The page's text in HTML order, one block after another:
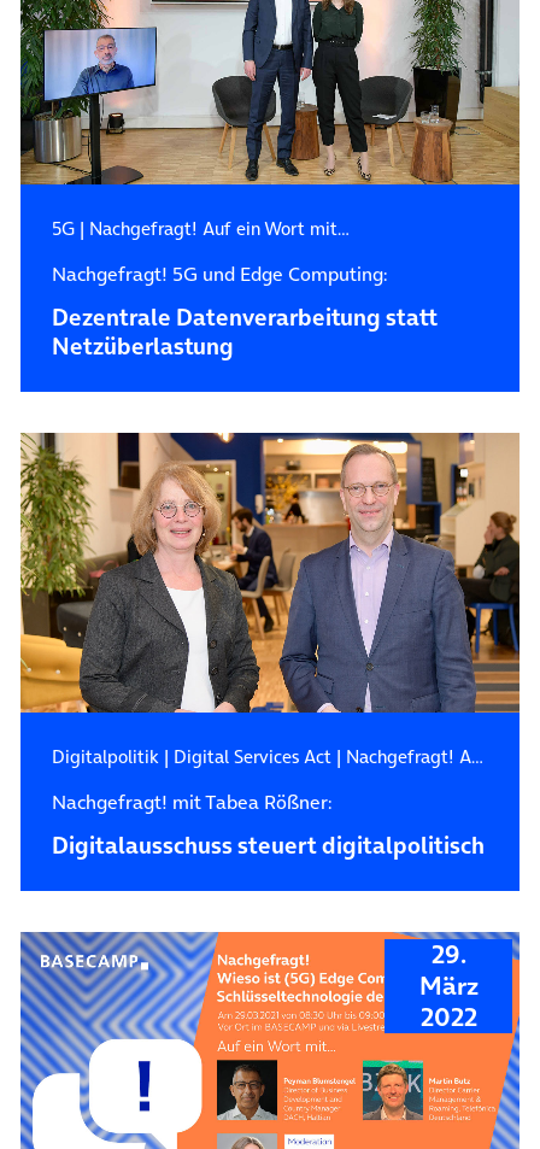
5G| Nachgefragt! Auf ein Wort mit…
Nachgefragt! 5G und Edge Computing:
Dezentrale Datenverarbeitung statt
Netzüberlastung
Digitalpolitik| Digital Services Act| Nachgefragt! Auf ein Wort mit…
Nachgefragt! mit Tabea Rößner:
Digitalausschuss steuert digitalpolitisch
29.
März
2022